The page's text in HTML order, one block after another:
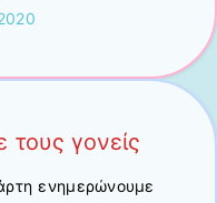
γονείς
ενημερώνουμε